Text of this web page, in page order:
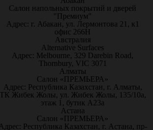
Салон напольных покрытий и дверей
"Премиум"
Адрес: г. Абакан, ул. Лермонтова 21, к1
офис 266Н
Австралия
Alternative Surfaces
Адрес: Melbourne, 329 Darebin Road,
Thornbury, VIC 3071
Алматы
Салон «ПРЕМЬЕРА»
Адрес: Республика Казахстан, г. Алматы,
Жибек Жолы, ул. Жибек Жолы, 135/10а,
этаж 1, бутик А23а
Астана
Салон «ПРЕМЬЕРА»
Республика Казахстан, г. Астана, пр-